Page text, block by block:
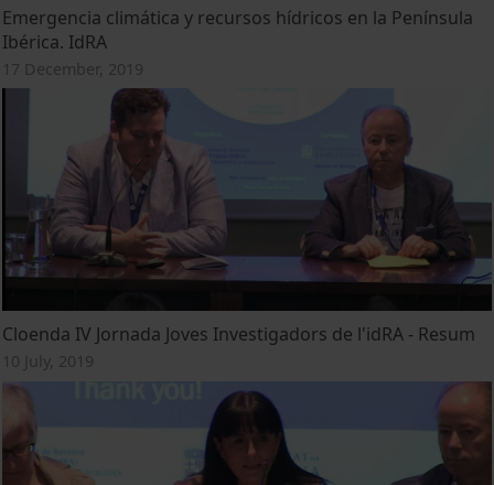
Emergencia climática y recursos hídricos en la Península
Ibérica. IdRA
17 December, 2019
Cloenda IV Jornada Joves Investigadors de l'idRA - Resum
10 July, 2019